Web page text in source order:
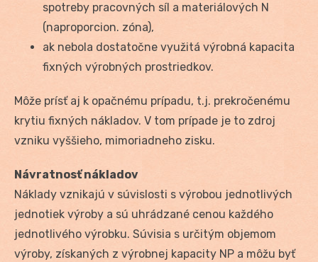
spotreby pracovných síl a materiálových N
(naproporcion. zóna),
ak nebola dostatočne využitá výrobná kapacita
fixných výrobných prostriedkov.
Môže prísť aj k opačnému prípadu, t.j. prekročenému
krytiu fixných nákladov. V tom prípade je to zdroj
vzniku vyššieho, mimoriadneho zisku.
Návratnosť nákladov
Náklady vznikajú v súvislosti s výrobou jednotlivých
jednotiek výroby a sú uhrádzané cenou každého
jednotlivého výrobku. Súvisia s určitým objemom
výroby, získaných z výrobnej kapacity NP a môžu byť